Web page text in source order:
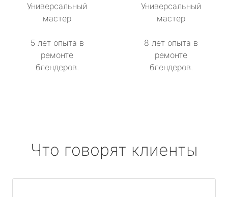
Универсальный
мастер
5 лет опыта в
ремонте
блендеров.
Универсальный
мастер
8 лет опыта в
ремонте
блендеров.
Что говорят клиенты